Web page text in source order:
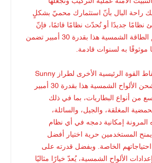
راحة البال بأنّ استثمارك محميّ بشكلٍ
جديدًا أو تُحدّث نظامًا قائمًا، فإنّ
البنية المُتينة لمُتحكّم الطاقة الشمسية هذا بقدرة 30 أمبير تضمن
موثوقًا به لسنوات قادمة.
تُعدّ المرونة إحدى نقاط القوة الرئيسية الأخرى لطراز Sunny
Sky. صُمّم مُتحكّم شحن الألواح الشمسية هذا بقدرة 30 أمبير
من أنواع البطاريات، بما في ذلك
المغلقة، والجيل، والسائلة،
المرونة إمكانية دمجه في أي نظام
المستخدمين حرية اختيار أفضل
احتياجاتهم الخاصة. وبفضل قدرته على
الألواح الشمسية، يُعدّ خيارًا مثاليًا